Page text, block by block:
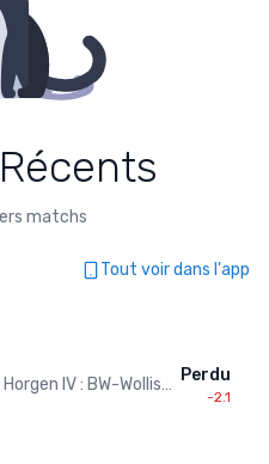
matchs
Tout voir dans l'app
IV : BW-Wollishofen II Perdu
-2.1